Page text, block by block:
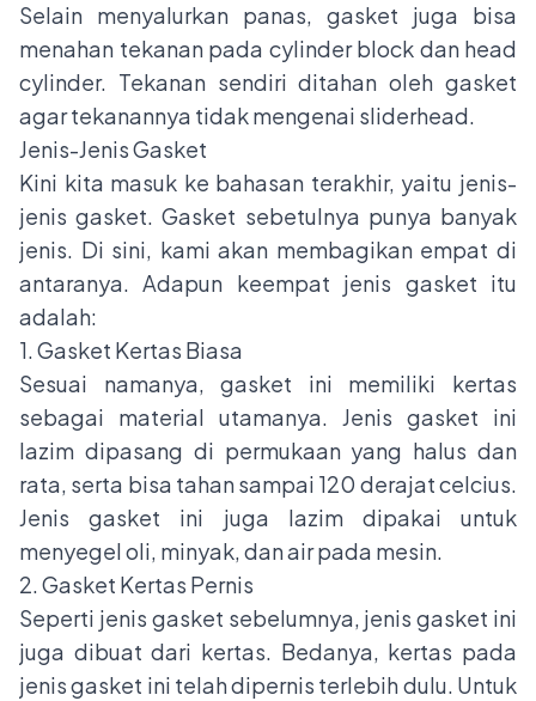
Selain menyalurkan panas, gasket juga bisa
menahan tekanan pada cylinder block dan head
cylinder. Tekanan sendiri ditahan oleh gasket
agar tekanannya tidak mengenai sliderhead.
Jenis-Jenis Gasket
Kini kita masuk ke bahasan terakhir, yaitu jenis-
jenis gasket. Gasket sebetulnya punya banyak
jenis. Di sini, kami akan membagikan empat di
antaranya. Adapun keempat jenis gasket itu
adalah:
1. Gasket Kertas Biasa
Sesuai namanya, gasket ini memiliki kertas
sebagai material utamanya. Jenis gasket ini
lazim dipasang di permukaan yang halus dan
rata, serta bisa tahan sampai 120 derajat celcius.
Jenis gasket ini juga lazim dipakai untuk
menyegel oli, minyak, dan air pada mesin.
2. Gasket Kertas Pernis
Seperti jenis gasket sebelumnya, jenis gasket ini
juga dibuat dari kertas. Bedanya, kertas pada
jenis gasket ini telah dipernis terlebih dulu. Untuk